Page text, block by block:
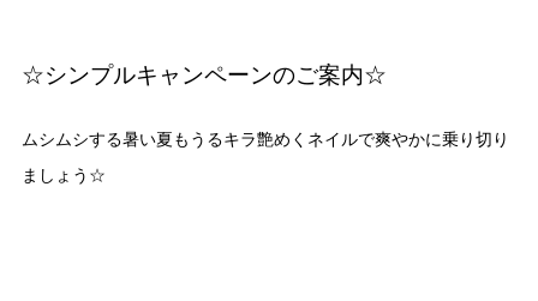
☆シンプルキャンペーンのご案内☆
ムシムシする暑い夏もうるキラ艶めくネイルで爽やかに乗り切り
ましょう☆